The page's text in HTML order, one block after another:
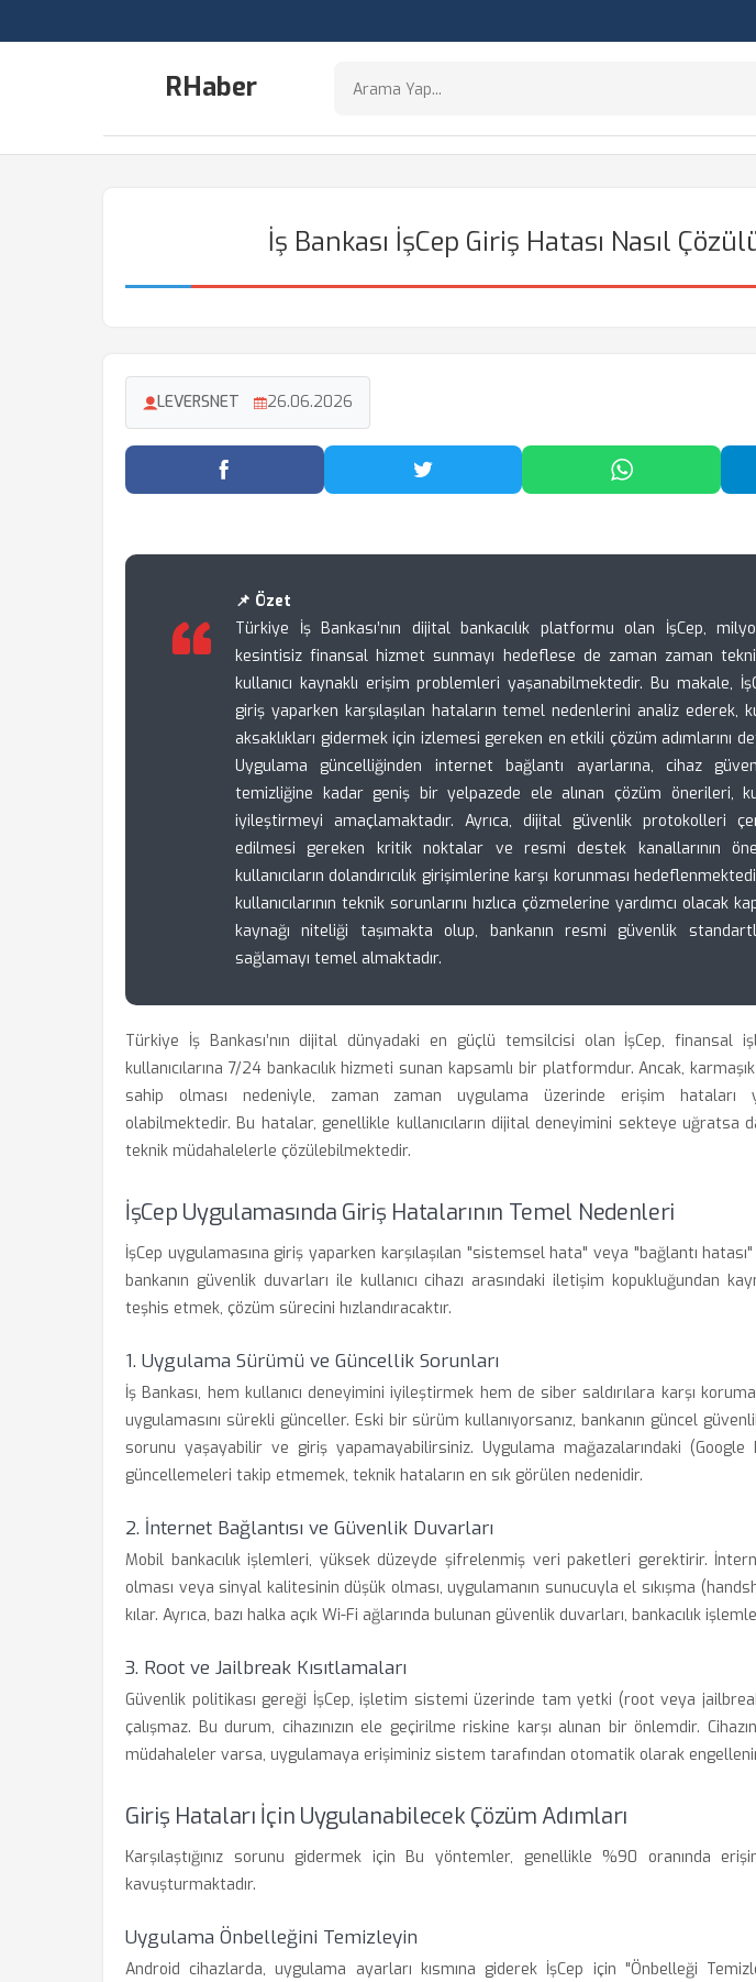
RHaber
İş Bankası İşCep Giriş Hatası Nasıl
LEVERSNET 26.06.2026
Facebook'ta Paylaş Twitter'da Paylaş WhatsApp'ta
📌 Özet
Türkiye İş Bankası’nın dijital bankacılık platformu olan İşCep,
kesintisiz finansal hizmet sunmayı hedeflese de zaman zaman
kullanıcı kaynaklı erişim problemleri yaşanabilmektedir. Bu makale,
giriş yaparken karşılaşılan hataların temel nedenlerini analiz ederek,
aksaklıkları gidermek için izlemesi gereken en etkili çözüm adımlarını
Uygulama güncelliğinden internet bağlantı ayarlarına, cihaz
temizliğine kadar geniş bir yelpazede ele alınan çözüm önerileri,
iyileştirmeyi amaçlamaktadır. Ayrıca, dijital güvenlik protokolleri
edilmesi gereken kritik noktalar ve resmi destek kanallarının
kullanıcıların dolandırıcılık girişimlerine karşı korunması
kullanıcılarının teknik sorunlarını hızlıca çözmelerine yardımcı olacak
kaynağı niteliği taşımakta olup, bankanın resmi güvenlik
sağlamayı temel almaktadır.
Türkiye İş Bankası’nın dijital dünyadaki en güçlü temsilcisi olan İşCep, finansal
kullanıcılarına 7/24 bankacılık hizmeti sunan kapsamlı bir platformdur. Ancak, karmaşık
sahip olması nedeniyle, zaman zaman uygulama üzerinde erişim hataları
olabilmektedir. Bu hatalar, genellikle kullanıcıların dijital deneyimini sekteye uğratsa
teknik müdahalelerle çözülebilmektedir.
İşCep Uygulamasında Giriş Hatalarının Temel Nedenleri
İşCep uygulamasına giriş yaparken karşılaşılan "sistemsel hata" veya "bağlantı
bankanın güvenlik duvarları ile kullanıcı cihazı arasındaki iletişim kopukluğundan
teşhis etmek, çözüm sürecini hızlandıracaktır.
1. Uygulama Sürümü ve Güncellik Sorunları
İş Bankası, hem kullanıcı deneyimini iyileştirmek hem de siber saldırılara karşı
uygulamasını sürekli günceller. Eski bir sürüm kullanıyorsanız, bankanın güncel
sorunu yaşayabilir ve giriş yapamayabilirsiniz. Uygulama mağazalarındaki
güncellemeleri takip etmemek, teknik hataların en sık görülen nedenidir.
2. İnternet Bağlantısı ve Güvenlik Duvarları
Mobil bankacılık işlemleri, yüksek düzeyde şifrelenmiş veri paketleri gerektirir.
olması veya sinyal kalitesinin düşük olması, uygulamanın sunucuyla el sıkışma
kılar. Ayrıca, bazı halka açık Wi-Fi ağlarında bulunan güvenlik duvarları, bankacılık
3. Root ve Jailbreak Kısıtlamaları
Güvenlik politikası gereği İşCep, işletim sistemi üzerinde tam yetki (root veya
çalışmaz. Bu durum, cihazınızın ele geçirilme riskine karşı alınan bir önlemdir.
müdahaleler varsa, uygulamaya erişiminiz sistem tarafından otomatik olarak
Giriş Hataları İçin Uygulanabilecek Çözüm Adımları
Karşılaştığınız sorunu gidermek için Bu yöntemler, genellikle %90 oranında
kavuşturmaktadır.
Uygulama Önbelleğini Temizleyin
Android cihazlarda, uygulama ayarları kısmına giderek İşCep için "Önbelleği